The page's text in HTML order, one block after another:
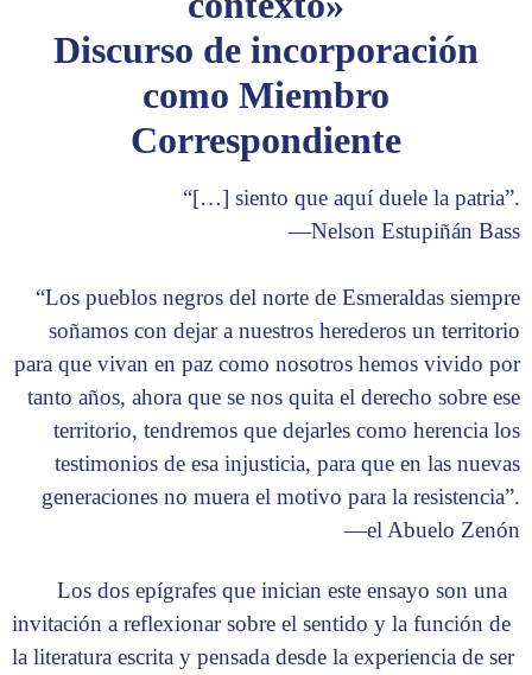
Discurso de incorporación
como Miembro
Correspondiente
“[…] siento que aquí duele la patria”.
—Nelson Estupiñán Bass
“Los pueblos negros del norte de Esmeraldas siempre
soñamos con dejar a nuestros herederos un territorio
para que vivan en paz como nosotros hemos vivido por
tanto años, ahora que se nos quita el derecho sobre ese
territorio, tendremos que dejarles como herencia los
testimonios de esa injusticia, para que en las nuevas
generaciones no muera el motivo para la resistencia”.
—el Abuelo Zenón
Los dos epígrafes que inician este ensayo son una
invitación a reflexionar sobre el sentido y la función de
la literatura escrita y pensada desde la experiencia de ser